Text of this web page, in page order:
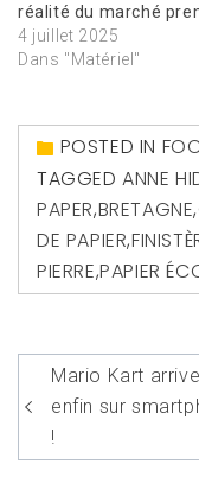
réalité du marché
4 juillet 2025
Dans "Matériel"
POSTED IN
TAGGEDANNE
PAPER,BRETAGNE,
DE PAPIER,
PIERRE,PAPIER
de
l’article
Mario Kart arrive
enfin sur
!